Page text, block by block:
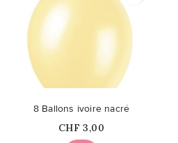
8 Ballons ivoire nacré
Prix
CHF 3,00